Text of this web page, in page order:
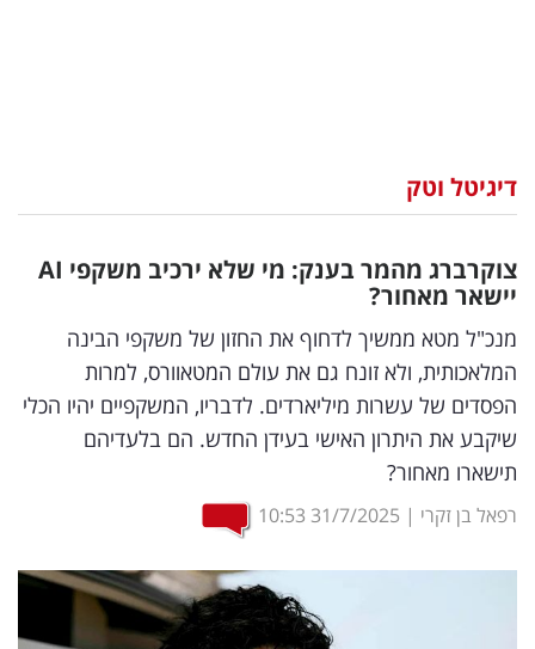
וצרכנות
דיגיטל
וטק
שיווק
ופרסום
משפט
מדדים
ומחקרים
דיגיטל וטק
צוקרברג מהמר בענק: מי שלא ירכיב משקפי AI
יישאר מאחור?
מנכ"ל מטא ממשיך לדחוף את החזון של משקפי הבינה
המלאכותית, ולא זונח גם את עולם המטאוורס, למרות
הפסדים של עשרות מיליארדים. לדבריו, המשקפיים יהיו הכלי
שיקבע את היתרון האישי בעידן החדש. הם בלעדיהם
תישארו מאחור?
רפאל בן זקרי |
31/7/2025
10:53